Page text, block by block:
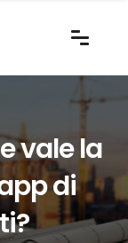
vale la
di